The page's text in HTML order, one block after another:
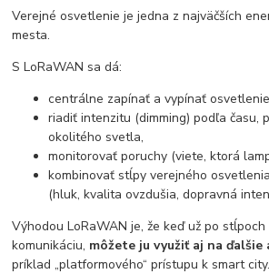
Verejné osvetlenie je jedna z najväčších
mesta.
S LoRaWAN sa dá:
centrálne zapínať a vypínať
riadiť intenzitu (dimming) podľa času,
okolitého svetla,
monitorovať poruchy (viete, ktorá
kombinovať stĺpy verejného
(hluk, kvalita ovzdušia, dopravná
Výhodou LoRaWAN je, že keď už po
komunikáciu, môžete ju využiť aj na ďalšie
príklad „platformového“ prístupu k smart city.